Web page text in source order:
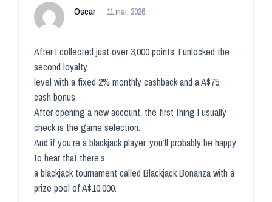
Oscar 11 mai, 2026
After I collected just over 3,000 points, I unlocked the
second loyalty
level with a fixed 2% monthly cashback and a A$75
cash bonus.
After opening a new account, the first thing I usually
check is the game selection.
And if you’re a blackjack player, you’ll probably be happy
to hear that there’s
a blackjack tournament called Blackjack Bonanza with a
prize pool of A$10,000.